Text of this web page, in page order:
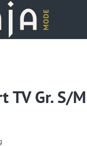
TV Gr. S/M